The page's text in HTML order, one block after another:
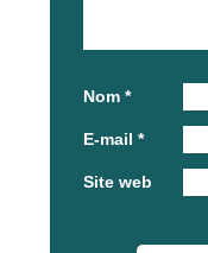
Nom *
E-mail *
Site web